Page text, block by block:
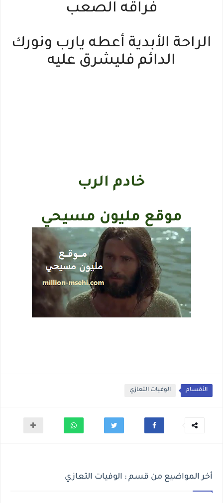
فراقه الصعب
الراحة الأبدية أعطه يارب ونورك
الدائم فليشرق عليه
خادم الرب
موقع مليون مسيحي
الأقسام الوفيات التعازي
أخر المواضيع من قسم : الوفيات التعازي